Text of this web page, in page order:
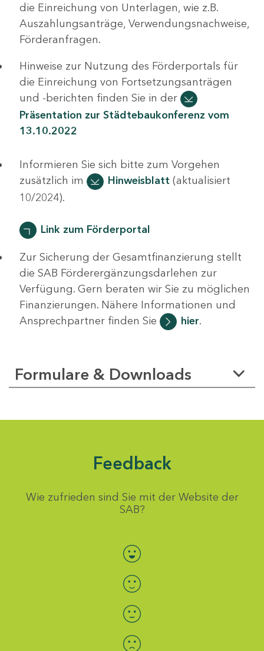
die Einreichung von Unterlagen, wie z.B.
Auszahlungsanträge, Verwendungsnachweise,
Förderanfragen.
Hinweise zur Nutzung des Förderportals für
die Einreichung von Fortsetzungsanträgen
und -berichten finden Sie in der
Präsentation zur Städtebaukonferenz vom
13.10.2022
Informieren Sie sich bitte zum Vorgehen
zusätzlich im
Hinweisblatt (aktualisiert
10/2024).
Link zum Förderportal
Zur Sicherung der Gesamtfinanzierung stellt
die SAB Förderergänzungsdarlehen zur
Verfügung. Gern beraten wir Sie zu möglichen
Finanzierungen. Nähere Informationen und
Ansprechpartner finden Sie
hier.
Formulare & Downloads
Feedback
Wie zufrieden sind Sie mit der Website der
SAB?
Bewertung auswählen